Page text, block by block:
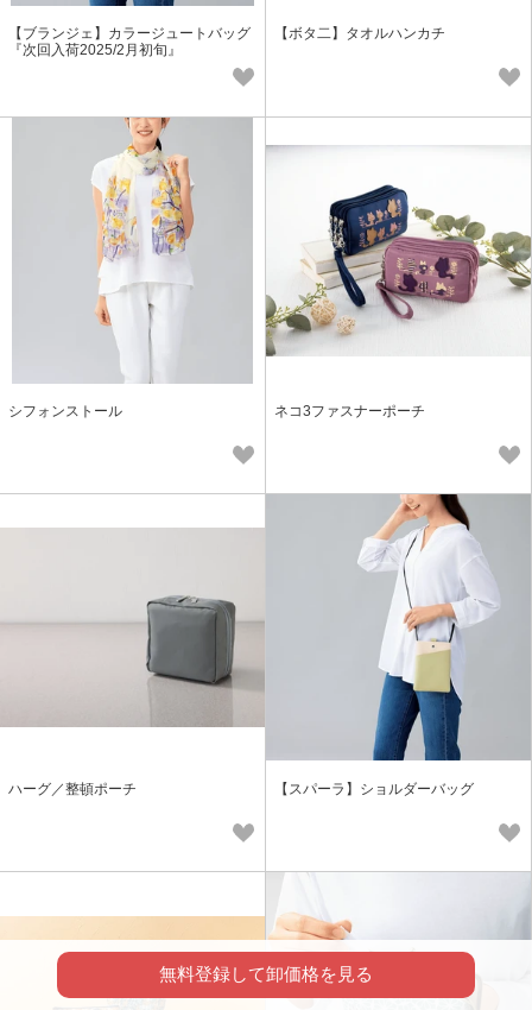
【ブランジェ】カラージュートバッグ
『次回入荷2025/2月初旬』
【ボタ二】タオルハンカチ
シフォンストール ネコ3ファスナーポーチ
ハーグ／整頓ポーチ 【スパーラ】ショルダーバッグ
無料登録して卸価格を見る